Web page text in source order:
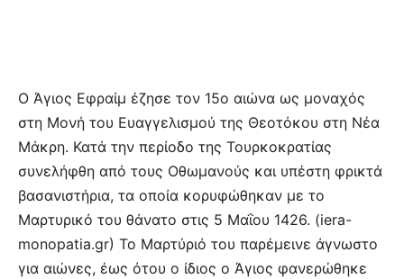
Ο Άγιος Εφραίμ έζησε τον 15ο αιώνα ως μοναχός
στη Μονή του Ευαγγελισμού της Θεοτόκου στη Νέα
Μάκρη. Κατά την περίοδο της Τουρκοκρατίας
συνελήφθη από τους Οθωμανούς και υπέστη φρικτά
βασανιστήρια, τα οποία κορυφώθηκαν με το
Μαρτυρικό του θάνατο στις 5 Μαΐου 1426. (iera-
monopatia.gr) Το Μαρτύριό του παρέμεινε άγνωστο
για αιώνες, έως ότου ο ίδιος ο Άγιος φανερώθηκε